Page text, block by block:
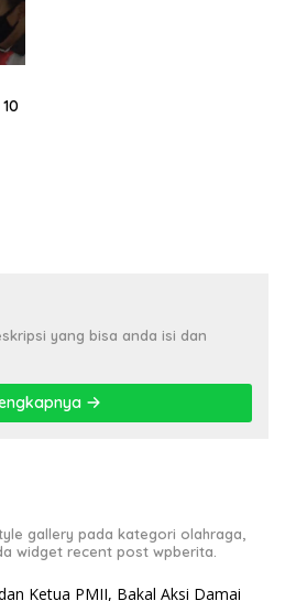
yang bisa anda isi dan
gallery pada kategori olahraga,
widget recent post wpberita.